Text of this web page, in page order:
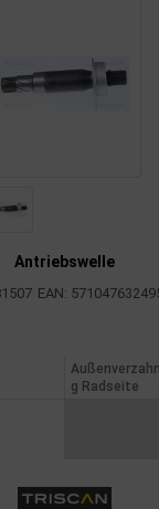
Antriebswelle
EAN:
g Radseite